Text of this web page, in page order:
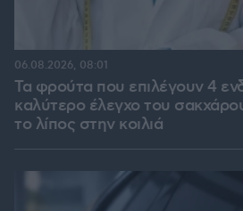
Τα φρούτα που επιλέγουν 4
καλύτερο έλεγχο του
το λίπος στην κοιλιά
06.08.2026, 08:01